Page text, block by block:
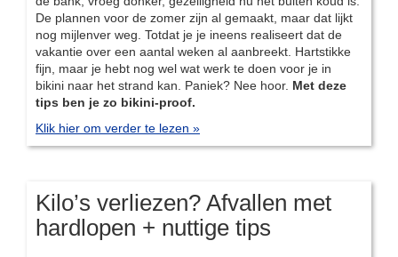
De plannen voor de zomer zijn al gemaakt, maar dat lijkt
nog mijlenver weg. Totdat je je ineens realiseert dat de
vakantie over een aantal weken al aanbreekt. Hartstikke
fijn, maar je hebt nog wel wat werk te doen voor je in
bikini naar het strand kan. Paniek? Nee hoor. Met deze
tips ben je zo bikini-proof.
Klik hier om verder te lezen »
Kilo’s verliezen? Afvallen met
hardlopen + nuttige tips